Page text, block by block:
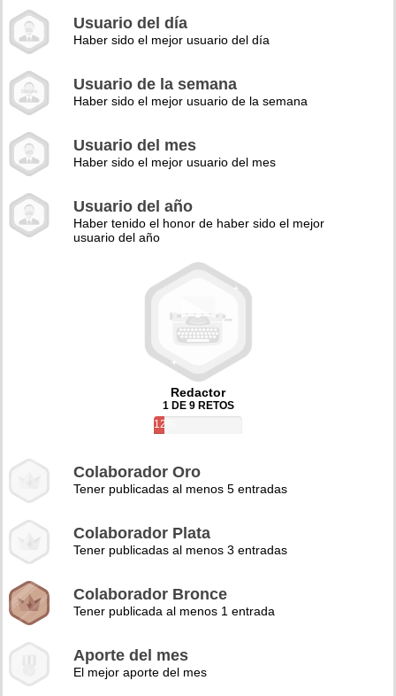
Usuario del día
Haber sido el mejor usuario del día
Usuario de la semana
Haber sido el mejor usuario de la semana
Usuario del mes
Haber sido el mejor usuario del mes
Usuario del año
Haber tenido el honor de haber sido el mejor
usuario del año
Redactor
1 DE 9 RETOS
12%
Colaborador Oro
Tener publicadas al menos 5 entradas
Colaborador Plata
Tener publicadas al menos 3 entradas
Colaborador Bronce
Tener publicada al menos 1 entrada
Aporte del mes
El mejor aporte del mes